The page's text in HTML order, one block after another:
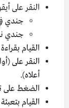
النقر على
جندي
جندي
القيام
النقر على
أعلاه).
الضغط على
القيام